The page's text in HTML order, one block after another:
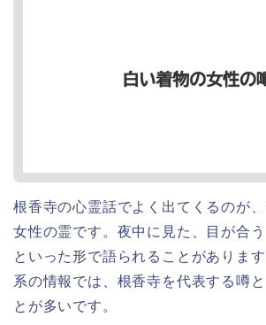
根香寺の心霊話でよく出てくるのが
女性の霊です。夜中に見た、目が合う
といった形で語られることがありま
系の情報では、根香寺を代表する噂
とが多いです。